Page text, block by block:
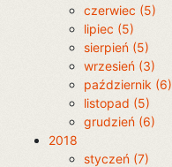
czerwiec (5)
lipiec (5)
sierpień (5)
wrzesień (3)
październik (6)
listopad (5)
grudzień (6)
2018
styczeń (7)